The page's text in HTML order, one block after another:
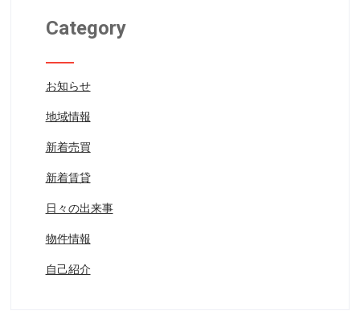
Category
お知らせ
地域情報
新着売買
新着賃貸
日々の出来事
物件情報
自己紹介